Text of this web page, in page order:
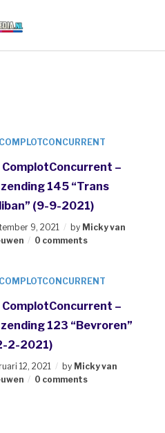
ComplotConcurrent –
145 “Trans
(9-9-2021)
9, 2021 by Micky van
0 comments
ComplotConcurrent –
123 “Bevroren”
2-2021)
12, 2021 by Micky van
0 comments